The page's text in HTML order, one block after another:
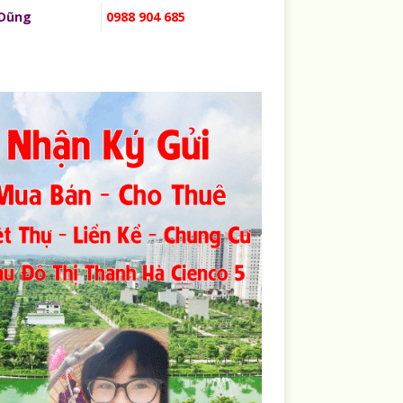
0988 904 685